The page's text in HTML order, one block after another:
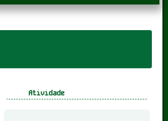
Atividade